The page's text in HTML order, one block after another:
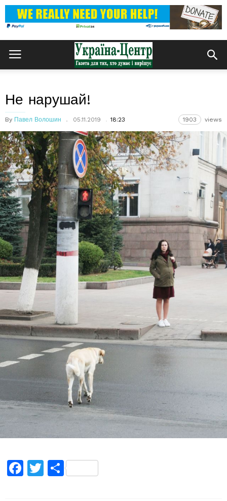
Не нарушай!
By Павел Волошин 05.11.2019 18:23 1903 views
Facebook
TwitterПоділитися